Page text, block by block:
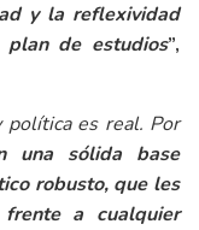
y la reflexividad
plan de estudios”,
política es real. Por
una sólida base
robusto, que les
a cualquier